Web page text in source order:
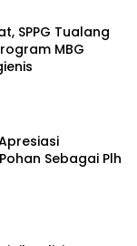
SPPG Tualang
MBG
Sebagai Plh